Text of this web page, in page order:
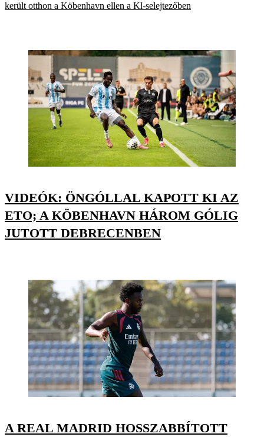
került otthon a Köbenhavn ellen a Kl-selejtezőben
VIDEÓK: ÖNGÓLLAL KAPOTT KI AZ
ETO; A KÖBENHAVN HÁROM GÓLIG
JUTOTT DEBRECENBEN
A REAL MADRID HOSSZABBÍTOTT